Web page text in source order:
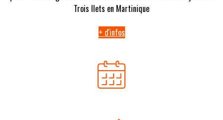
Trois Ilets en Martinique
+ d'infos